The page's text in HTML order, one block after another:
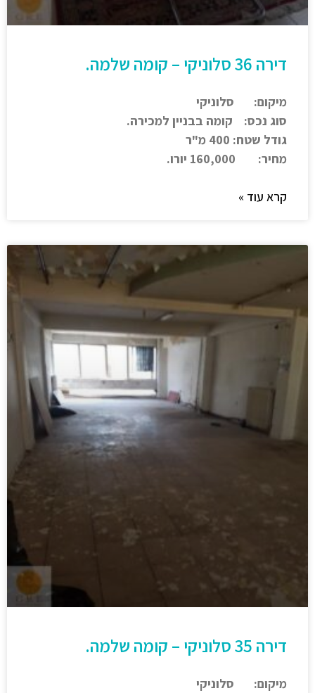
דירה 36 סלוניקי – קומה שלמה.
מיקום: סלוניקי
סוג נכס: קומה בבניין למכירה.
גודל שטח: 400 מ"ר
מחיר: 160,000 יורו.
קרא עוד »
דירה 35 סלוניקי – קומה שלמה.
מיקום: סלוניקי